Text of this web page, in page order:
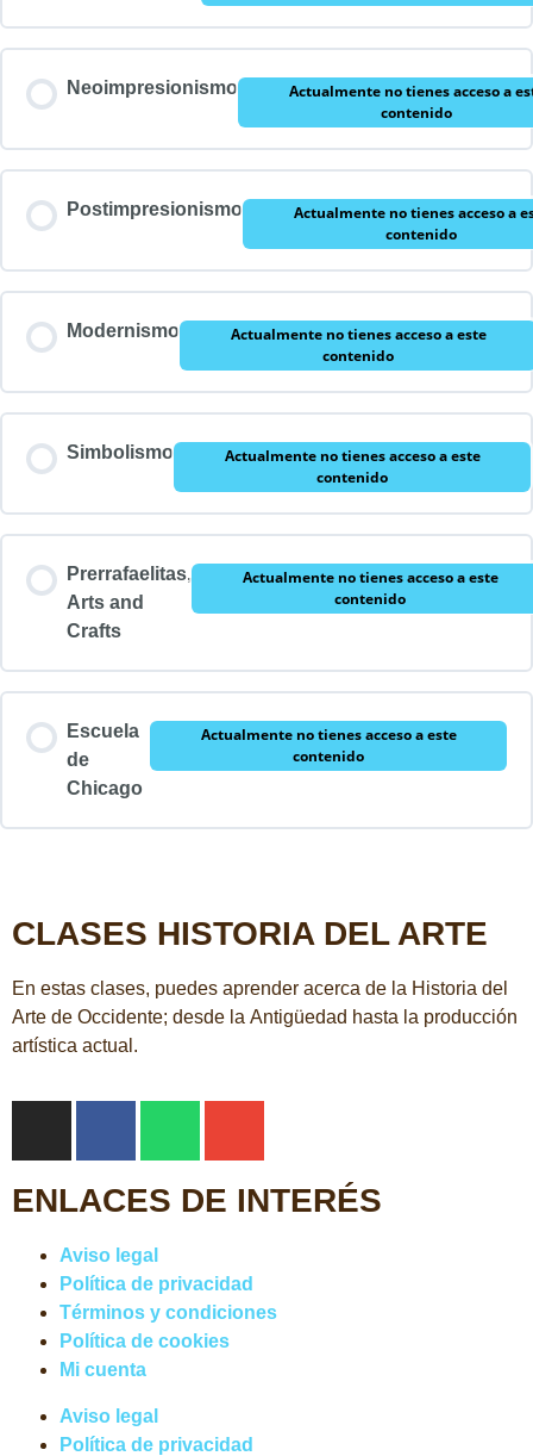
Neoimpresionismo
Actualmente no tienes acceso a
contenido
Postimpresionismo
Actualmente no tienes acceso a
contenido
Modernismo
Actualmente no tienes acceso a este
contenido
Simbolismo
Actualmente no tienes acceso a este
contenido
Prerrafaelitas,
Arts and
Crafts
Actualmente no tienes acceso a este
contenido
Escuela
de
Chicago
Actualmente no tienes acceso a este
contenido
CLASES HISTORIA DEL ARTE
En estas clases, puedes aprender acerca de la Historia del
Arte de Occidente; desde la Antigüedad hasta la producción
artística actual.
ENLACES DE INTERÉS
Aviso legal
Política de privacidad
Términos y condiciones
Política de cookies
Mi cuenta
Aviso legal
Política de privacidad